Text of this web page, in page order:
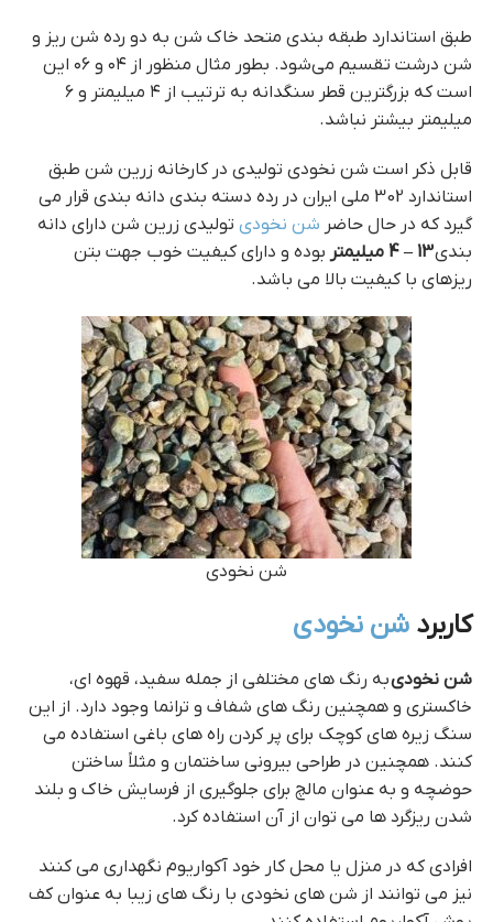
طبق استاندارد طبقه بندی متحد خاک شن به دو رده شن ریز و
شن درشت تقسیم می‌شود. بطور مثال منظور از ۰۴ و ۰۶ این
است که بزرگترین قطر سنگدانه به ترتیب از ۴ میلیمتر و ۶
میلیمتر بیشتر نباشد.
قابل ذکر است شن نخودی تولیدی در کارخانه زرین شن طبق
استاندارد 302 ملی ایران در رده دسته بندی دانه بندی قرار می
گیرد که در حال حاضر شن نخودی تولیدی زرین شن دارای دانه
بندی13 – 4 میلیمتر
بوده و دارای کیفیت خوب جهت بتن
ریزهای با کیفیت بالا می باشد.
شن نخودی
کاربرد شن نخودی
شن نخودیبه رنگ های مختلفی از جمله سفید، قهوه ای،
خاکستری و همچنین رنگ های شفاف و ترانما وجود دارد. از این
سنگ زیره های کوچک برای پر کردن راه های باغی استفاده می
کنند. همچنین در طراحی بیرونی ساختمان و مثلاً ساختن
حوضچه و به عنوان مالچ برای جلوگیری از فرسایش خاک و بلند
شدن ریزگرد ها می توان از آن استفاده کرد.
افرادی که در منزل یا محل کار خود آکواریوم نگهداری می کنند
نیز می توانند از شن های نخودی با رنگ های زیبا به عنوان کف